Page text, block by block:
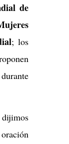
de
; los